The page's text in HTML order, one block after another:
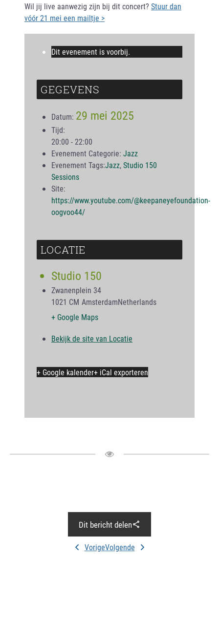
Wil jij live aanwezig zijn bij dit concert? Stuur dan
vóór 21 mei een mailtje >
Dit evenement is voorbij.
GEGEVENS
Datum: 29 mei 2025
Tijd:
20:00 - 22:00
Evenement Categorie: Jazz
Evenement Tags:Jazz,Studio 150
Sessions
Site:
https://www.youtube.com/@keepaneyefoundation-
oogvoo44/
LOCATIE
Studio 150
Zwanenplein 34
Amsterdam
1021 CM
Netherlands
+ Google Maps
Bekijk de site van Locatie
+ Google kalender+ iCal exporteren
Dit bericht delen
VorigeVolgende